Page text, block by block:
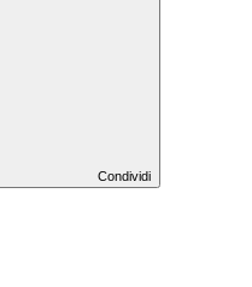
Condividi